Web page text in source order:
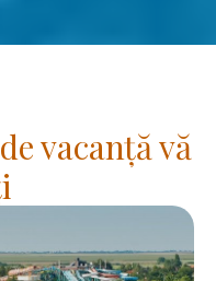
vacanță vă